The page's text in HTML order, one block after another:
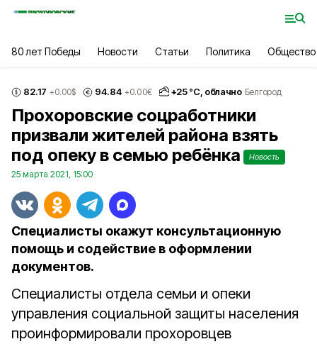
80 лет Победы Новости Статьи Политика Общество
82.17 +0.00$ 94.84 +0.00€ +25°С, облачно Белгород
Прохоровские соцработники
призвали жителей района взять
под опеку в семью ребёнка
Новость
25 марта 2021, 15:00
Специалисты окажут консультационную
помощь и содействие в оформлении
документов.
Специалисты отдела семьи и опеки
управления социальной защиты населения
проинформировали прохоровцев